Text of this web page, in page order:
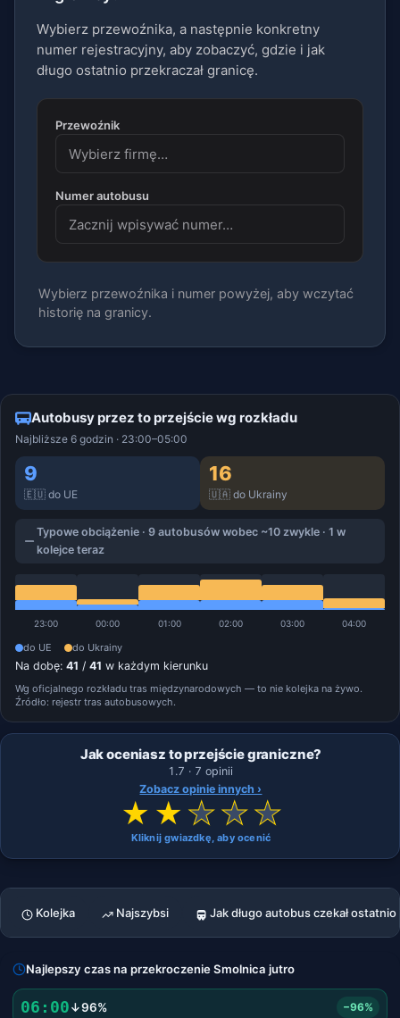
Kolejka Najszybsi Jak długo autobus czekał
Wybierz przewoźnika, a następnie konkretny
numer rejestracyjny, aby zobaczyć, gdzie i jak
długo ostatnio przekraczał granicę.
Przewoźnik
Numer autobusu
Wybierz przewoźnika i numer powyżej, aby wczytać
historię na granicy.
Autobusy przez to przejście wg rozkładu
Najbliższe 6 godzin · 23:00–05:00
9
🇪🇺 do UE
16
🇺🇦 do Ukrainy
Typowe obciążenie · 9 autobusów wobec ~10 zwykle · 1 w
kolejce teraz
23:00 00:00 01:00 02:00 03:00 04:00
do UE do Ukrainy
Na dobę: 41 / 41 w każdym kierunku
Wg oficjalnego rozkładu tras międzynarodowych — to nie kolejka na żywo.
Źródło: rejestr tras autobusowych.
Jak oceniasz to przejście graniczne?
1.7 · 7 opinii
Zobacz opinie innych ›
★ ★ ★★★
Kliknij gwiazdkę, aby ocenić
Najlepszy czas na przekroczenie Smolnica jutro
06:00↓96% −96%